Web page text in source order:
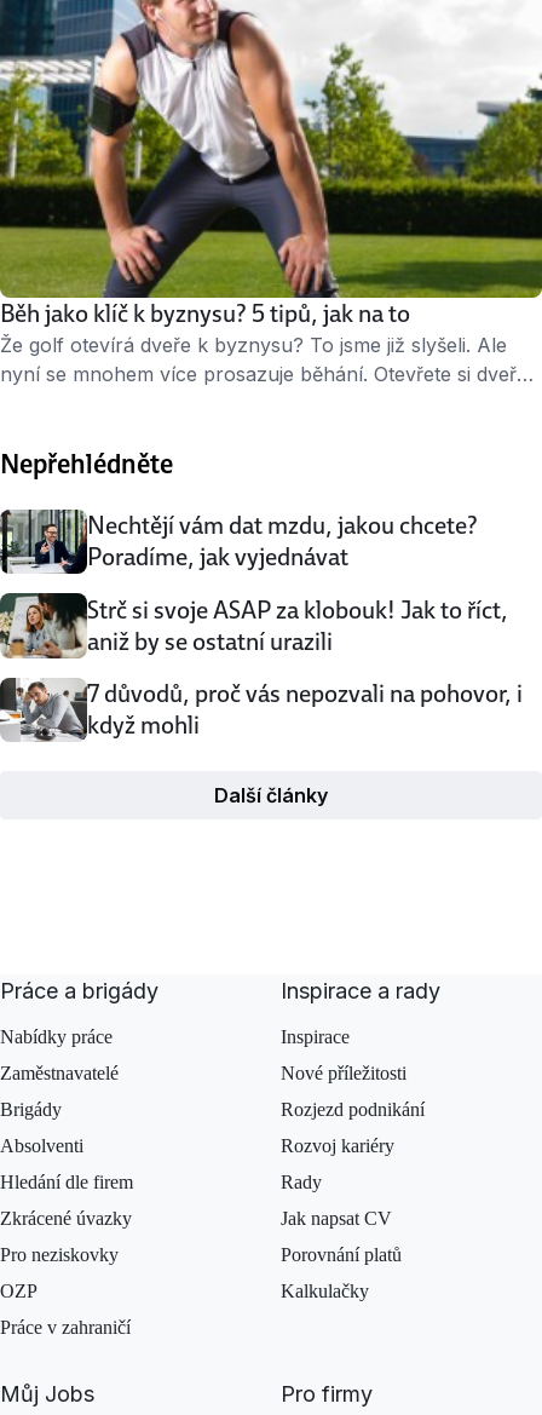
Běh jako klíč k byznysu? 5 tipů, jak na to
Že golf otevírá dveře k byznysu? To jsme již slyšeli. Ale
nyní se mnohem více prosazuje běhání. Otevřete si dveře
do parku. Golf jen pro vyvolené? Golf je skvělý, ale ne pro
Nepřehlédněte
Nechtějí vám dat mzdu, jakou chcete?
Poradíme, jak vyjednávat
Strč si svoje ASAP za klobouk! Jak to říct,
aniž by se ostatní urazili
7 důvodů, proč vás nepozvali na pohovor, i
když mohli
Další články
Práce a brigády
Nabídky práce
Zaměstnavatelé
Brigády
Absolventi
Hledání dle firem
Zkrácené úvazky
Pro neziskovky
OZP
Práce v zahraničí
Inspirace a rady
Inspirace
Nové příležitosti
Rozjezd podnikání
Rozvoj kariéry
Rady
Jak napsat CV
Porovnání platů
Kalkulačky
Můj Jobs Pro firmy